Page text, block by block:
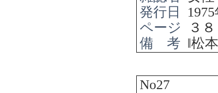
発行日
1975
ページ
３８
備 考 ‖松
No27